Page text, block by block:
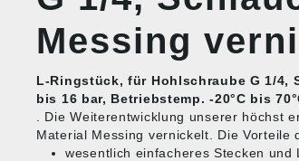
Messing
L-Ringstück, für Hohlschraube G 1/4,
bis 16 bar, Betriebstemp. -20°C bis
. Die Weiterentwicklung unserer höchst
Material Messing vernickelt. Die Vorteile
wesentlich einfacheres Stecken